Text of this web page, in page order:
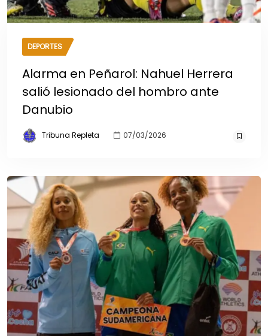
DEPORTES
Alarma en Peñarol: Nahuel Herrera
salió lesionado del hombro ante
Danubio
Tribuna Repleta 07/03/2026